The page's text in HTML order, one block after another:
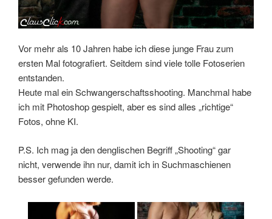
Vor mehr als 10 Jahren habe ich diese junge Frau zum
ersten Mal fotografiert. Seitdem sind viele tolle Fotoserien
entstanden.
Heute mal ein Schwangerschaftsshooting. Manchmal habe
ich mit Photoshop gespielt, aber es sind alles „richtige“
Fotos, ohne KI.
P.S. Ich mag ja den denglischen Begriff „Shooting“ gar
nicht, verwende ihn nur, damit ich in Suchmaschienen
besser gefunden werde.